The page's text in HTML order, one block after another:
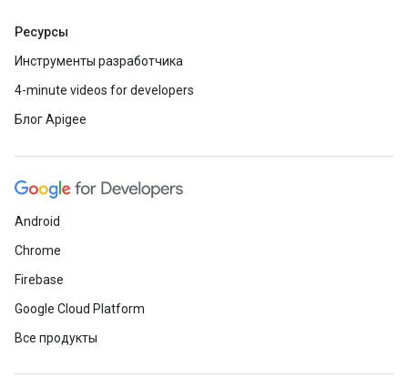
Ресурсы
Инструменты разработчика
4-minute videos for developers
Блог Apigee
Android
Chrome
Firebase
Google Cloud Platform
Все продукты